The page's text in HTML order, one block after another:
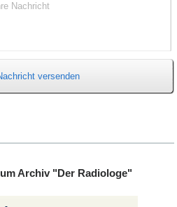
Nachricht
versenden
Archiv "Der Radiologe"